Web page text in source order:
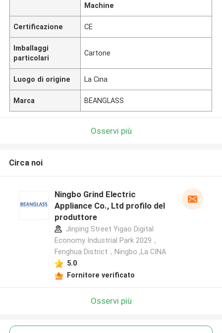
Machine
Certificazione CE
Imballaggi
particolari
Cartone
Luogo di origine La Cina
Marca BEANGLASS
Osservi più
Circa noi
Ningbo Grind Electric
Appliance Co., Ltd profilo del
produttore
Jinping Street Yigao Digital
Economy Industrial Park 2029，
Fenghua District，Ningbo ,La CINA
5.0
Fornitore verificato
Osservi più